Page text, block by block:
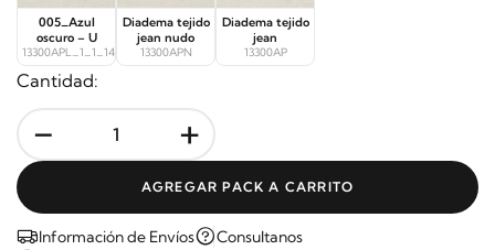
005_Azul
oscuro – U
13300APL_1_1_14377
Diadema tejido
jean nudo
13300APN
Diadema tejido
jean
13300AP
Cantidad:
- +
AGREGAR PACK A CARRITO
Información de Envíos
Consultanos